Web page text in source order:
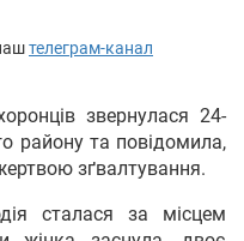
телеграм-канал
звернулася 24-
району та повідомила,
зґвалтування.
сталася за місцем